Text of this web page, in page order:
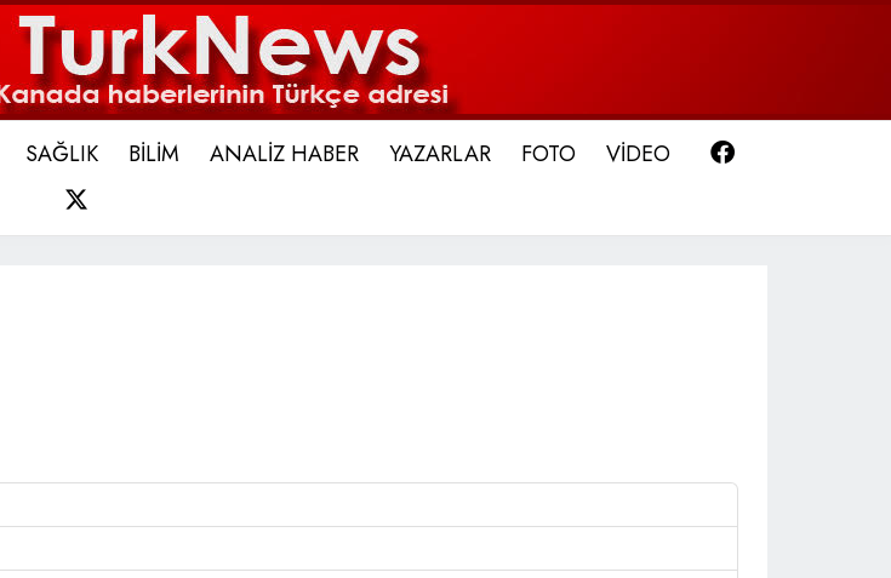
SAĞLIK BİLİM ANALİZ HABER YAZARLAR FOTO VİDEO